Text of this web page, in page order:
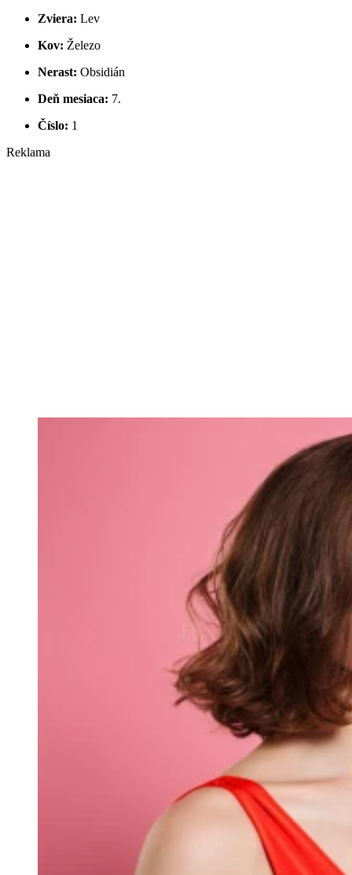
Zviera: Lev
Kov: Železo
Nerast: Obsidián
Deň mesiaca: 7.
Číslo: 1
Reklama